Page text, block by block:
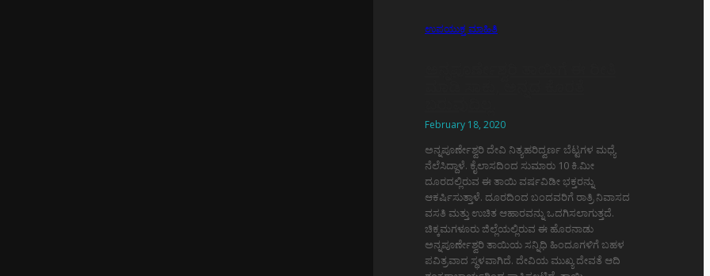
ಉಪಯುಕ್ತ ಮಾಹಿತಿ
February 18, 2020
ಅನ್ನಪೂರ್ಣೇಶ್ವರಿ ದೇವಿ ನಿತ್ಯಹರಿದ್ವರ್ಣ ಬೆಟ್ಟಗಳ ಮಧ್ಯೆ
ನೆಲೆಸಿದ್ದಾಳೆ. ಕೈಲಾಸದಿಂದ ಸುಮಾರು 10 ಕಿ.ಮೀ
ದೂರದಲ್ಲಿರುವ ಈ ತಾಯಿ ವರ್ಷವಿಡೀ ಭಕ್ತರನ್ನು
ಆಕರ್ಷಿಸುತ್ತಾಳೆ. ದೂರದಿಂದ ಬಂದವರಿಗೆ ರಾತ್ರಿ ನಿವಾಸದ
ವಸತಿ ಮತ್ತು ಉಚಿತ ಆಹಾರವನ್ನು ಒದಗಿಸಲಾಗುತ್ತದೆ.
ಚಿಕ್ಕಮಗಳೂರು ಜಿಲ್ಲೆಯಲ್ಲಿರುವ ಈ ಹೊರನಾಡು
ಅನ್ನಪೂರ್ಣೇಶ್ವರಿ ತಾಯಿಯ ಸನ್ನಿಧಿ ಹಿಂದೂಗಳಿಗೆ ಬಹಳ
ಪವಿತ್ರವಾದ ಸ್ಥಳವಾಗಿದೆ. ದೇವಿಯ ಮುಖ್ಯ ದೇವತೆ ಆದಿ